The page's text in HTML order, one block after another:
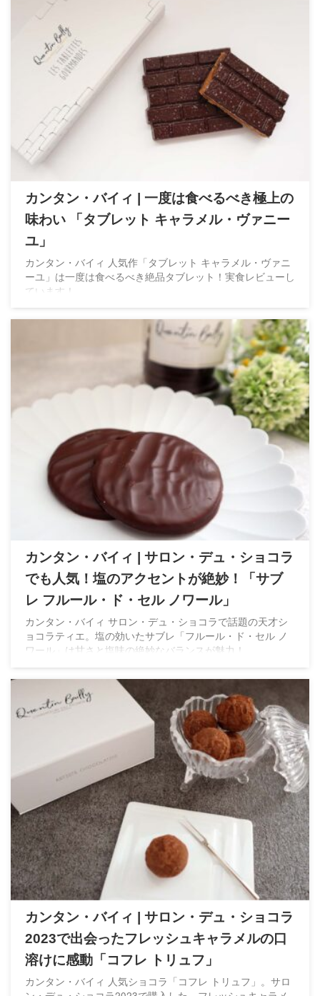
カンタン・バイィ | 一度は食べるべき極上の
味わい 「タブレット キャラメル・ヴァニー
ユ」
カンタン・バイィ 人気作「タブレット キャラメル・ヴァニ
ーユ」は一度は食べるべき絶品タブレット！実食レビューし
ています！
カンタン・バイィ | サロン・デュ・ショコラ
でも人気！塩のアクセントが絶妙！「サブ
レ フルール・ド・セル ノワール」
カンタン・バイィ サロン・デュ・ショコラで話題の天才シ
ョコラティエ。塩の効いたサブレ「フルール・ド・セル ノ
ワール」は甘さと塩味の絶妙なバランスが魅力！
カンタン・バイィ | サロン・デュ・ショコラ
2023で出会ったフレッシュキャラメルの口
溶けに感動「コフレ トリュフ」
カンタン・バイィ 人気ショコラ「コフレ トリュフ」。サロ